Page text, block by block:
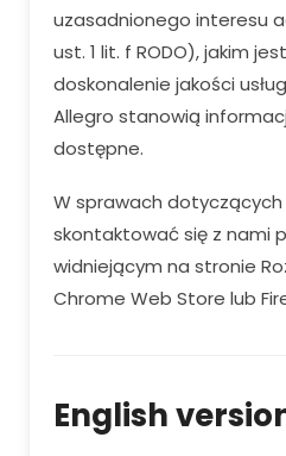
uzasadnionego interesu
ust. 1 lit. f RODO), jakim
doskonalenie jakości
Allegro stanowią
dostępne.
W sprawach
skontaktować się z nami
widniejącym na stronie
Chrome Web Store lub
English